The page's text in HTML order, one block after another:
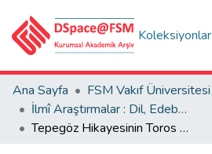
Koleksiyonlar
Ana Sayfa
İlmî Araştırmalar : Dil, Edebiyat, Tarih İncelemeleri
Tepegöz Hikayesinin Toros Dağlarındaki Keşli Boyu Varyantı